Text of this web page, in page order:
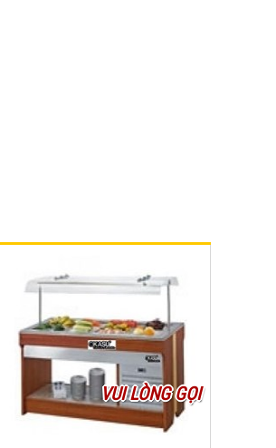
VUI LÒNG GỌI